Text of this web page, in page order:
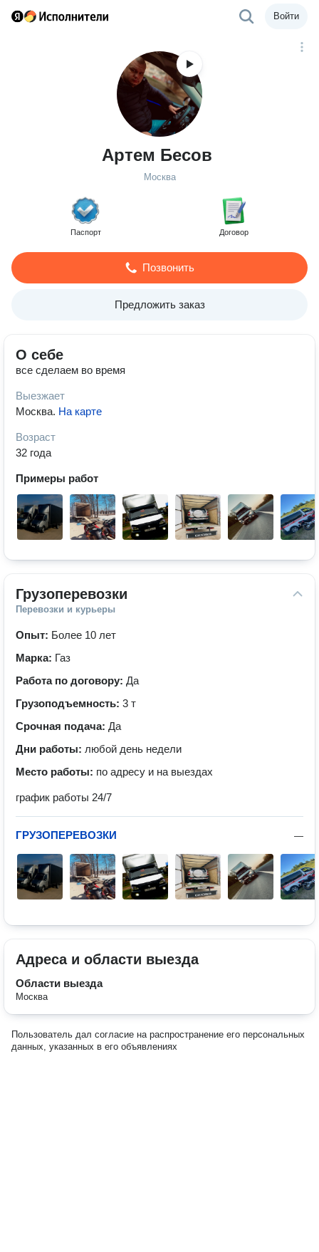
Войти
Артем Бесов
Москва
Паспорт Договор
Позвонить
Предложить заказ
О себе
все сделаем во время
Выезжает
Москва. На карте
Возраст
32 года
Примеры работ
Грузоперевозки
Перевозки и курьеры
Опыт: Более 10 лет
Марка: Газ
Работа по договору: Да
Грузоподъемность: 3 т
Срочная подача: Да
Дни работы: любой день недели
Место работы: по адресу и на выездах
график работы 24/7
—
ГРУЗОПЕРЕВОЗКИ
Адреса и области выезда
Области выезда
Москва
Пользователь дал согласие на распространение его персональных
данных, указанных в его объявлениях